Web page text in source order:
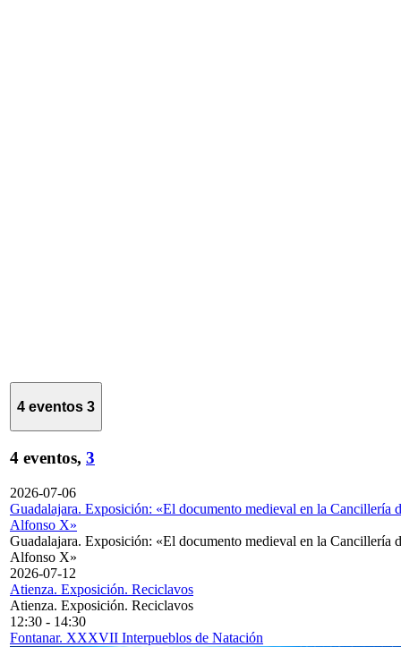
4 eventos 3
4 eventos, 3
2026-07-06
Guadalajara. Exposición: «El documento medieval en la Cancillería
Alfonso X»
Guadalajara. Exposición: «El documento medieval en la Cancillería
Alfonso X»
2026-07-12
Atienza. Exposición. Reciclavos
Atienza. Exposición. Reciclavos
12:30 - 14:30
Fontanar. XXXVII Interpueblos de Natación